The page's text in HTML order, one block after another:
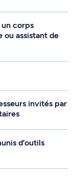
un corps
ou assistant de
invités par
d’outils